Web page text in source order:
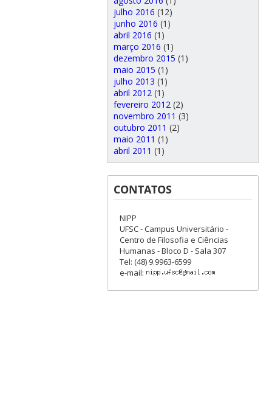
julho 2016 (12)
junho 2016 (1)
abril 2016 (1)
março 2016 (1)
dezembro 2015 (1)
maio 2015 (1)
julho 2013 (1)
abril 2012 (1)
fevereiro 2012 (2)
novembro 2011 (3)
outubro 2011 (2)
maio 2011 (1)
abril 2011 (1)
CONTATOS
NIPP
UFSC - Campus Universitário -
Centro de Filosofia e Ciências
Humanas - Bloco D - Sala 307
Tel: (48) 9.9963-6599
e-mail: